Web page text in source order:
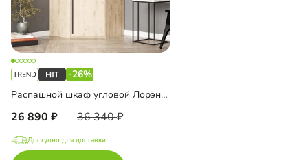
-26%
Распашной шкаф угловой Лорэна-1000
26 890 36 340
Доступно для доставки